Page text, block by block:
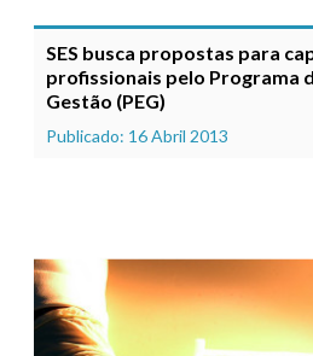
SES busca propostas para
profissionais pelo Programa
Gestão (PEG)
Publicado: 16 Abril 2013